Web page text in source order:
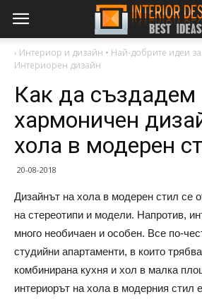
› Интериор и дизайн • Най-добрите идеи за
Интериорен дизайн
Как да създадем
хармоничен
хола в модерен
20-08-2018
Дизайнът на хола в модерен стил се
на стереотипи и модели. Напротив,
много необичаен и особен. Все по-
студийни апартаменти, в които
комбинирана кухня и хол в малка
интериорът на хола в модерния стил